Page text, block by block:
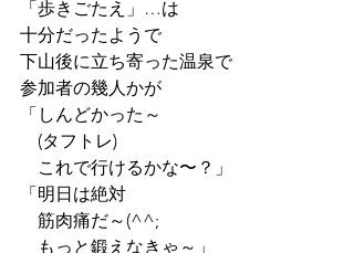
「歩きごたえ」…は
十分だったようで
下山後に立ち寄った温泉で
参加者の幾人かが
「しんどかった～
(タフトレ)
これで行けるかな〜？」
「明日は絶対
筋肉痛だ～(^^;
もっと鍛えなきゃ～」